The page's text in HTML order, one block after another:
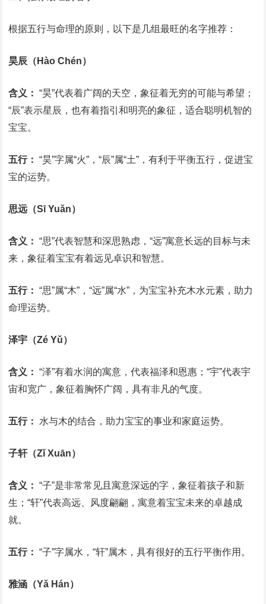
根据五行与命理的原则，以下是几组最旺的名字推荐：
昊辰（Hào Chén）
含义： “昊”代表着广阔的天空，象征着无穷的可能与希望；
“辰”表示星辰，也有着指引和明亮的象征，适合聪明机智的
宝宝。
五行： “昊”字属“火”，“辰”属“土”，有利于平衡五行，促进宝
宝的运势。
思远（Sī Yuǎn）
含义： “思”代表智慧和深思熟虑，“远”寓意长远的目标与未
来，象征着宝宝有着远见卓识和智慧。
五行： “思”属“木”，“远”属“水”，为宝宝补充木水元素，助力
命理运势。
泽宇（Zé Yǔ）
含义： “泽”有着水润的寓意，代表福泽和恩惠；“宇”代表宇
宙和宽广，象征着胸怀广阔，具有非凡的气度。
五行： 水与木的结合，助力宝宝的事业和家庭运势。
子轩（Zǐ Xuān）
含义： “子”是非常常见且寓意深远的字，象征着孩子和新
生；“轩”代表高远、风度翩翩，寓意着宝宝未来的卓越成
就。
五行： “子”字属水，“轩”属木，具有很好的五行平衡作用。
雅涵（Yǎ Hán）